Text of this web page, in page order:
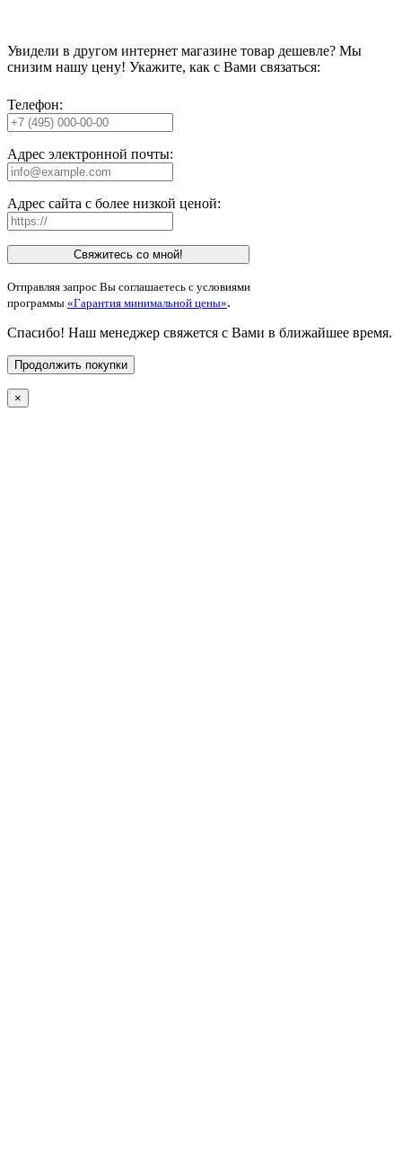
Увидели в другом интернет магазине товар дешевле? Мы
снизим нашу цену! Укажите, как с Вами связаться:
Телефон:
Адрес электронной почты:
Адрес сайта с более низкой ценой:
Свяжитесь со мной!
Отправляя запрос Вы соглашаетесь с условиями
программы «Гарантия минимальной цены».
Спасибо! Наш менеджер свяжется с Вами в ближайшее время.
Продолжить покупки
×